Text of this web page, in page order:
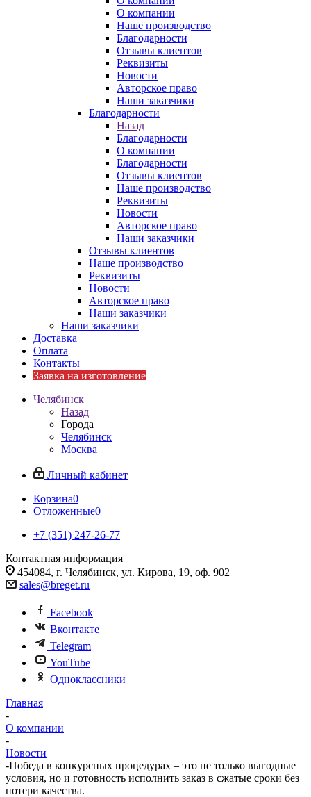
О компании
Наше производство
Благодарности
Отзывы клиентов
Реквизиты
Новости
Авторское право
Наши заказчики
Благодарности
Назад
Благодарности
О компании
Благодарности
Отзывы клиентов
Наше производство
Реквизиты
Новости
Авторское право
Наши заказчики
Отзывы клиентов
Наше производство
Реквизиты
Новости
Авторское право
Наши заказчики
Наши заказчики
Доставка
Оплата
Контакты
Заявка на изготовление
Челябинск
Назад
Города
Челябинск
Москва
Личный кабинет
Корзина0
Отложенные0
+7 (351) 247-26-77
Контактная информация
454084, г. Челябинск, ул. Кирова, 19, оф. 902
sales@breget.ru
Facebook
Вконтакте
Telegram
YouTube
Одноклассники
Главная
-
О компании
-
Новости
-Победа в конкурсных процедурах – это не только выгодные
условия, но и готовность исполнить заказ в сжатые сроки без
потери качества.